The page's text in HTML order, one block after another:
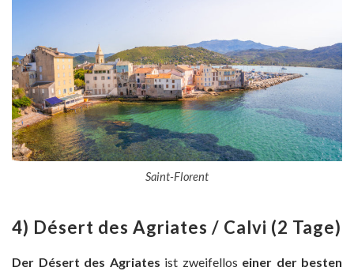
Saint-Florent
4) Désert des Agriates / Calvi (2 Tage)
Der Désert des Agriates ist zweifellos einer der besten